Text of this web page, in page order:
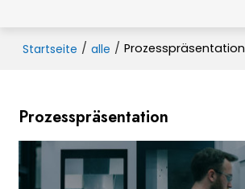
Startseite / alle / Prozesspräsentation
Prozesspräsentation